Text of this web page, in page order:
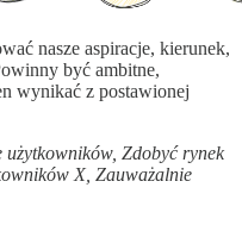
nasze aspiracje, kierunek,
być ambitne,
wynikać z postawionej
użytkowników, Zdobyć rynek
X, Zauważalnie